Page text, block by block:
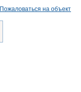
Пожаловаться на объект